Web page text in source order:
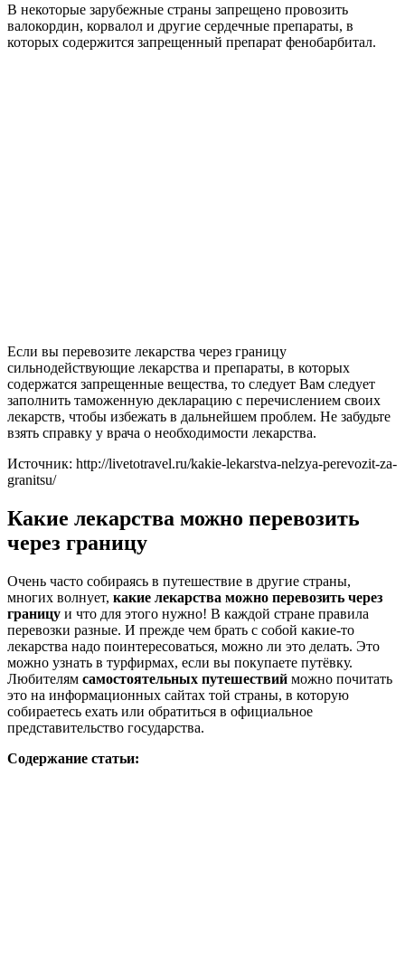
В некоторые зарубежные страны запрещено провозить
валокордин, корвалол и другие сердечные препараты, в
которых содержится запрещенный препарат фенобарбитал.
Если вы перевозите лекарства через границу
сильнодействующие лекарства и препараты, в которых
содержатся запрещенные вещества, то следует Вам следует
заполнить таможенную декларацию с перечислением своих
лекарств, чтобы избежать в дальнейшем проблем. Не забудьте
взять справку у врача о необходимости лекарства.
Источник: http://livetotravel.ru/kakie-lekarstva-nelzya-perevozit-za-
granitsu/
Какие лекарства можно перевозить
через границу
Очень часто собираясь в путешествие в другие страны,
многих волнует, какие лекарства можно перевозить через
границу и что для этого нужно! В каждой стране правила
перевозки разные. И прежде чем брать с собой какие-то
лекарства надо поинтересоваться, можно ли это делать. Это
можно узнать в турфирмах, если вы покупаете путёвку.
Любителям самостоятельных путешествий можно почитать
это на информационных сайтах той страны, в которую
собираетесь ехать или обратиться в официальное
представительство государства.
Содержание статьи: